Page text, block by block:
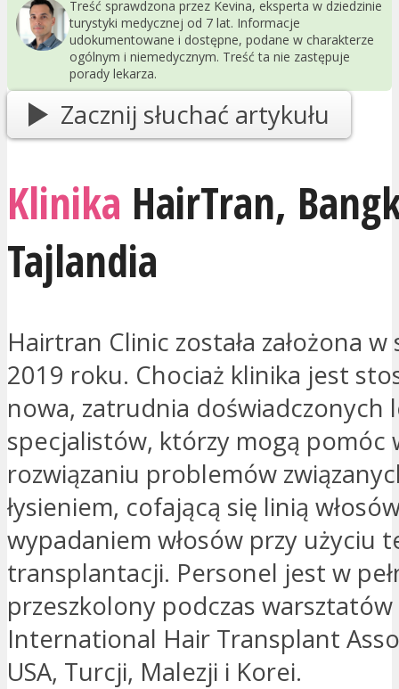
Treść sprawdzona przez Kevina, eksperta w dziedzinie
turystyki medycznej od 7 lat. Informacje
udokumentowane i dostępne, podane w charakterze
ogólnym i niemedycznym. Treść ta nie zastępuje
porady lekarza.
Zacznij słuchać artykułu
Klinika HairTran,
Tajlandia
Hairtran Clinic została założona
2019 roku. Chociaż klinika jest
nowa, zatrudnia doświadczonych
specjalistów, którzy mogą pomóc
rozwiązaniu problemów
łysieniem, cofającą się linią
wypadaniem włosów przy użyciu
transplantacji. Personel jest w
przeszkolony podczas warsztatów
International Hair Transplant
USA, Turcji, Malezji i Korei.